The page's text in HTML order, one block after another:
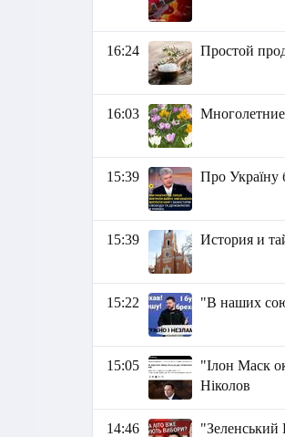
16:24 Простой
16:03
15:39 Про Україну
15:39 История и
15:22 "В наших
15:05
"Ілон Маск
Ніколов
14:46